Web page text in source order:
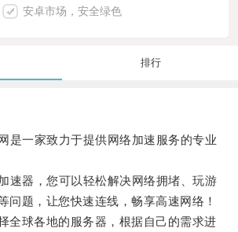
安卓市场，安全绿色
排行
一家致力于提供网络加速服务的专业
器，您可以轻松解决网络拥堵、玩游
问题，让您快速连线，畅享高速网络！
全球各地的服务器，根据自己的需求进